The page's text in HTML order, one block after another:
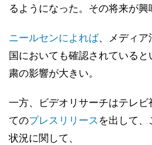
るようになった。その将来が興
ニールセンによれば、メディア
国においても確認されている
粛の影響が大きい。
一方、ビデオリサーチはテレ
てのプレスリリース を出して
状況に関して、